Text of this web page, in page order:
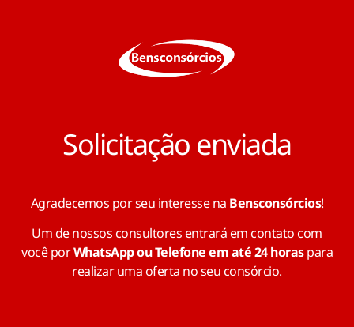
Solicitação enviada
Agradecemos por seu interesse na Bensconsórcios!
Um de nossos consultores entrará em contato com
você porWhatsApp ou Telefone em até 24 horaspara
realizar uma oferta no seu consórcio.